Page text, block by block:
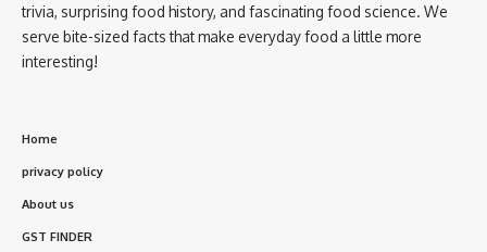
trivia, surprising food history, and fascinating food science. We
serve bite-sized facts that make everyday food a little more
interesting!
Home
privacy policy
About us
GST FINDER